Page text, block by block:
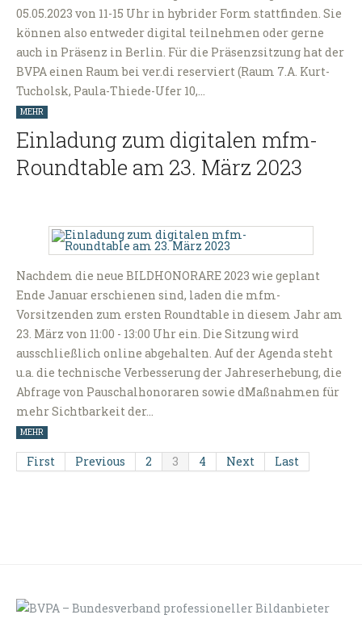
05.05.2023 von 11-15 Uhr in hybrider Form stattfinden. Sie
können also entweder digital teilnehmen oder gerne
auch in Präsenz in Berlin. Für die Präsenzsitzung hat der
BVPA einen Raum bei ver.di reserviert (Raum 7.A. Kurt-
Tucholsk, Paula-Thiede-Ufer 10,…
MEHR
Einladung zum digitalen mfm-
Roundtable am 23. März 2023
Nachdem die neue BILDHONORARE 2023 wie geplant
Ende Januar erschienen sind, laden die mfm-
Vorsitzenden zum ersten Roundtable in diesem Jahr am
23. März von 11:00 - 13:00 Uhr ein. Die Sitzung wird
ausschließlich online abgehalten. Auf der Agenda steht
u.a. die technische Verbesserung der Jahreserhebung, die
Abfrage von Pauschalhonoraren sowie dMaßnahmen für
mehr Sichtbarkeit der…
MEHR
First Previous 2 3 4 Next Last